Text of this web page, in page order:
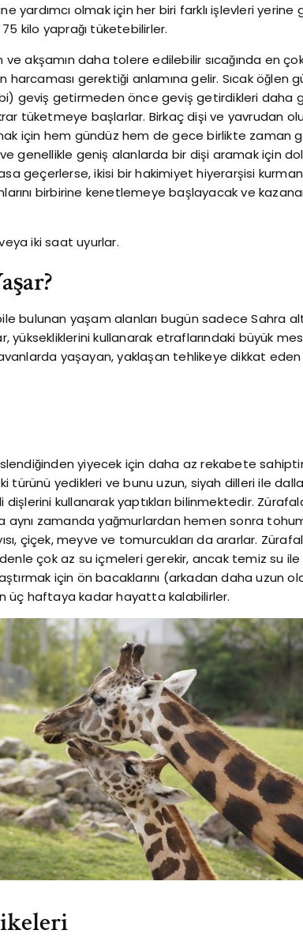
yardımcı olmak için her biri farklı işlevleri yerine
kilo yaprağı tüketebilirler.
ve akşamın daha tolere edilebilir sıcağında en
gerektiği anlamına gelir. Sıcak öğlen
geviş getirmeden önce geviş getirdikleri daha
tüketmeye başlarlar. Birkaç dişi ve yavrudan
için hem gündüz hem de gece birlikte zaman
genellikle geniş alanlarda bir dişi aramak için
geçerlerse, ikisi bir hakimiyet hiyerarşisi
birbirine kenetlemeye başlayacak ve
iki saat uyurlar.
bulunan yaşam alanları bugün sadece Sahra altı
yüksekliklerini kullanarak etraflarındaki büyük
yaşayan, yaklaşan tehlikeye dikkat eden
yiyecek için daha az rekabete
türünü yedikleri ve bunu uzun, siyah dilleri ile
dişlerini kullanarak yaptıkları bilinmektedir.
aynı zamanda yağmurlardan hemen sonra
çiçek, meyve ve tomurcukları da ararlar.
çok az su içmeleri gerekir, ancak temiz su ile
için ön bacaklarını (arkadan daha uzun
üç haftaya kadar hayatta kalabilirler.